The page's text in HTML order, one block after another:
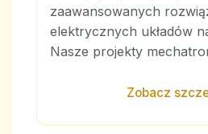
zaawansowanych
elektrycznych układów
Nasze projekty
Zobacz